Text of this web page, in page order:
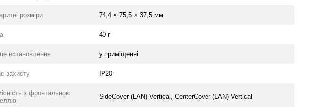
розміри 74,4 × 75,5 × 37,5 мм
40 г
встановлення у приміщенні
захисту IP20
з фронтальною
SideCover (LAN) Vertical, CenterCover (LAN) Vertical